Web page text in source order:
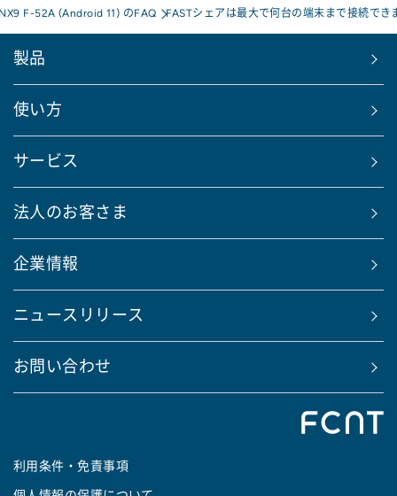
F-52A (Android 11) のFAQ FASTシェアは最大で何台の端末まで接続でき
製品
使い方
サービス
法人のお客さま
企業情報
ニュースリリース
お問い合わせ
利用条件・免責事項